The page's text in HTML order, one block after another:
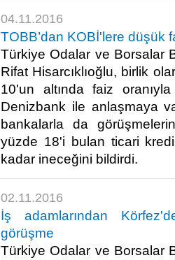
04.11.2016
TOBB’dan KOBİ'lere düşük
Türkiye Odalar ve Borsalar
Rifat Hisarcıklıoğlu, birlik
10'un altında faiz
Denizbank ile anlaşmaya
bankalarla da
yüzde 18'i bulan ticari
kadar ineceğini bildirdi.​
02.11.2016
İş adamlarından
görüşme
Türkiye Odalar ve Borsalar